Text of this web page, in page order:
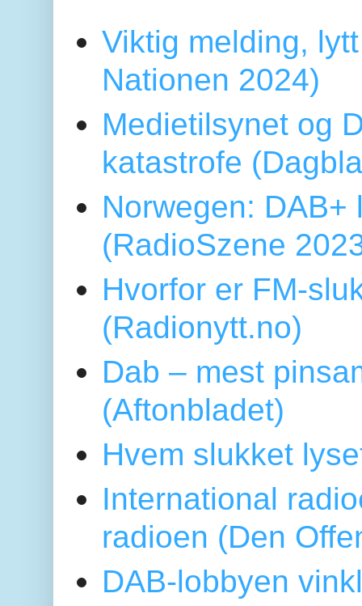
Viktig melding,
Nationen 2024)
Medietilsynet og
katastrofe
Norwegen:
(RadioSzene
Hvorfor er FM-
(Radionytt.no)
Dab – mest
(Aftonbladet)
Hvem slukket
International
radioen (Den
DAB-lobbyen